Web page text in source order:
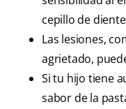
cepillo de
Las lesiones,
agrietado,
Si tu hijo tiene
sabor de la